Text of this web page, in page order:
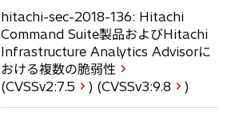
hitachi-sec-2018-136: Hitachi
Command Suite製品およびHitachi
Infrastructure Analytics Advisorに
おける複数の脆弱性
(CVSSv2:7.5 ) (CVSSv3:9.8 )